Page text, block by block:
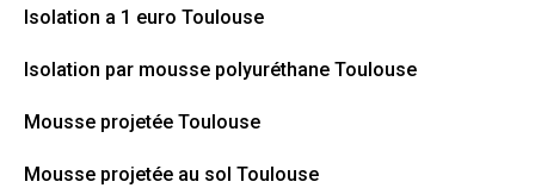
Isolation a 1 euro Toulouse
Isolation par mousse polyuréthane Toulouse
Mousse projetée Toulouse
Mousse projetée au sol Toulouse